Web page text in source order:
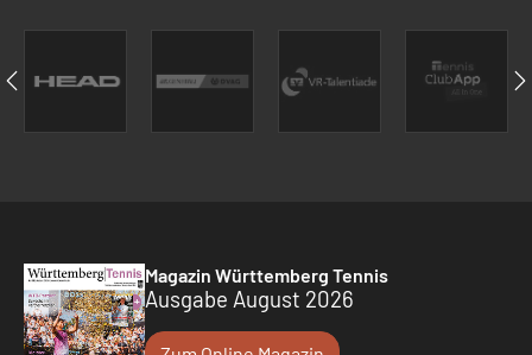
Magazin Württemberg Tennis
Ausgabe August 2026